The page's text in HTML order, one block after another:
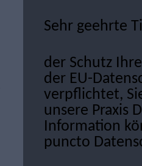
Sehr geehrte
der Schutz
der EU-
verpflichtet,
unsere Praxis
Information
puncto